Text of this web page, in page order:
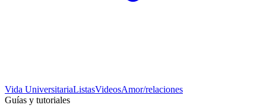
Vida UniversitariaListasVideosAmor/relaciones
Guías y tutoriales